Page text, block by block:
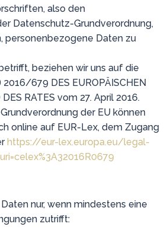
also den
Datenschutz-Grundverordnung,
personenbezogene Daten zu
beziehen wir uns auf die
2016/679 DES EUROPÄISCHEN
RATES vom 27. April 2016.
der EU können
online auf EUR-Lex, dem Zugang
https://eur-lex.europa.eu/legal-
nur, wenn mindestens eine
zutrifft: